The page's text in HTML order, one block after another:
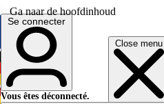
Ga naar de hoofdinhoud
Close menu
English
Deutsch
Se connecter
Vous êtes déconnecté.